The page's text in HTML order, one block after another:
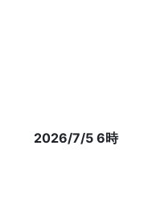
2026/7/5 6時